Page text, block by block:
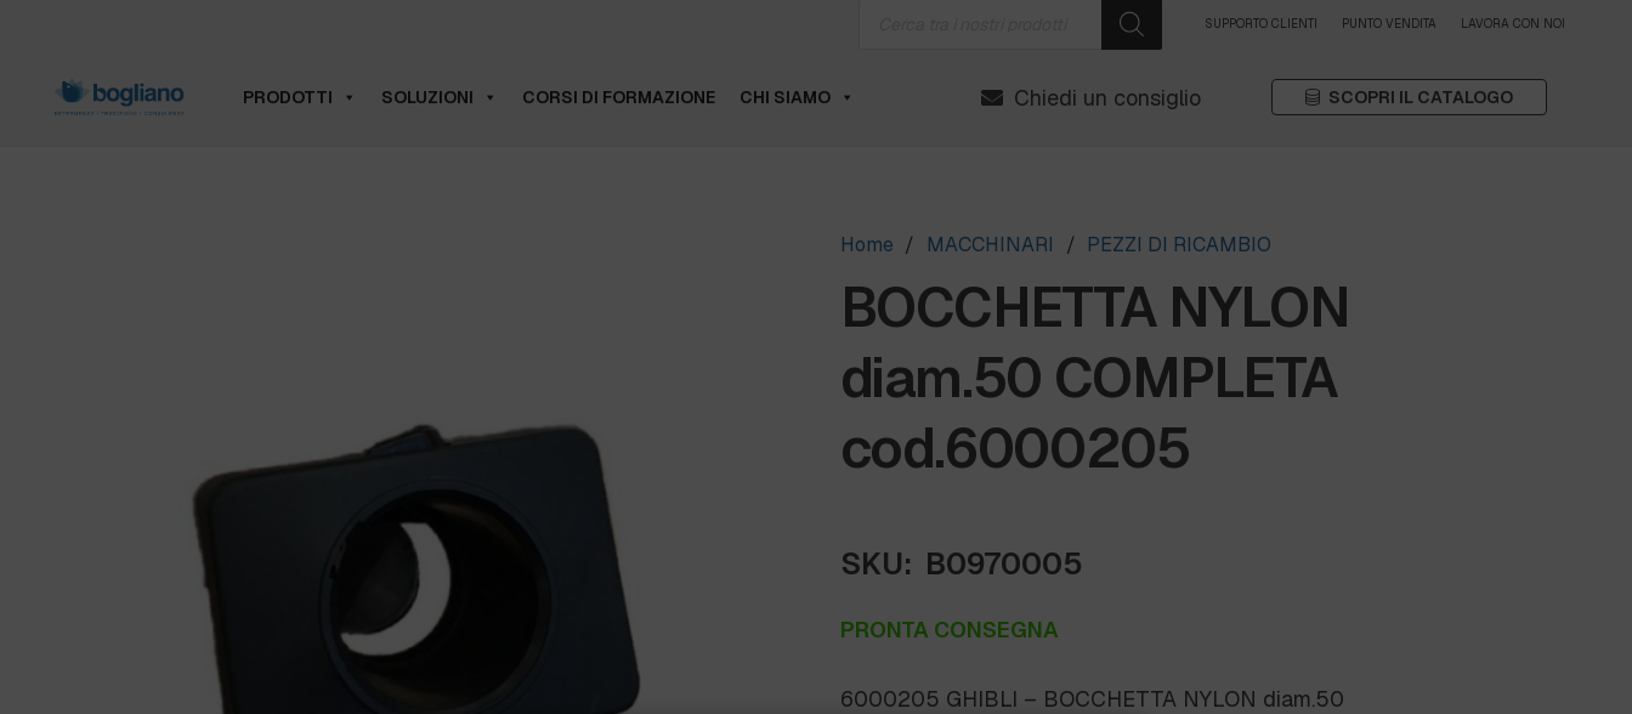
SUPPORTO CLIENTI PUNTO VENDITA LAVORA CON NOI
PRODOTTI SOLUZIONI CORSI DI FORMAZIONE CHI SIAMO Chiedi un consiglio SCOPRI IL CATALOGO
Home / MACCHINARI / PEZZI DI RICAMBIO
BOCCHETTA NYLON
diam.50 COMPLETA
cod.6000205
SKU: B0970005
PRONTA CONSEGNA
6000205 GHIBLI – BOCCHETTA NYLON diam.50